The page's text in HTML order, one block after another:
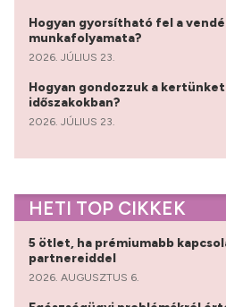
Hogyan gyorsítható fel a
munkafolyamata?
2026. JÚLIUS 23.
Hogyan gondozzuk a
időszakokban?
2026. JÚLIUS 23.
HETI TOP CIKKEK
5 ötlet, ha prémiumabb
partnereiddel
2026. AUGUSZTUS 6.